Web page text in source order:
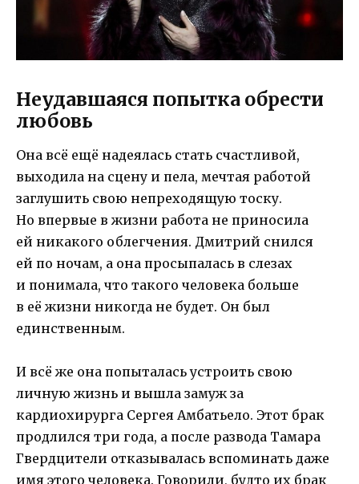
Неудавшаяся попытка обрести
любовь
Она всё ещё надеялась стать счастливой,
выходила на сцену и пела, мечтая работой
заглушить свою непреходящую тоску.
Но впервые в жизни работа не приносила
ей никакого облегчения. Дмитрий снился
ей по ночам, а она просыпалась в слезах
и понимала, что такого человека больше
в её жизни никогда не будет. Он был
единственным.
И всё же она попыталась устроить свою
личную жизнь и вышла замуж за
кардиохирурга Сергея Амбатьело. Этот брак
продлился три года, а после развода Тамара
Гвердцители отказывалась вспоминать даже
имя этого человека. Говорили, будто их брак